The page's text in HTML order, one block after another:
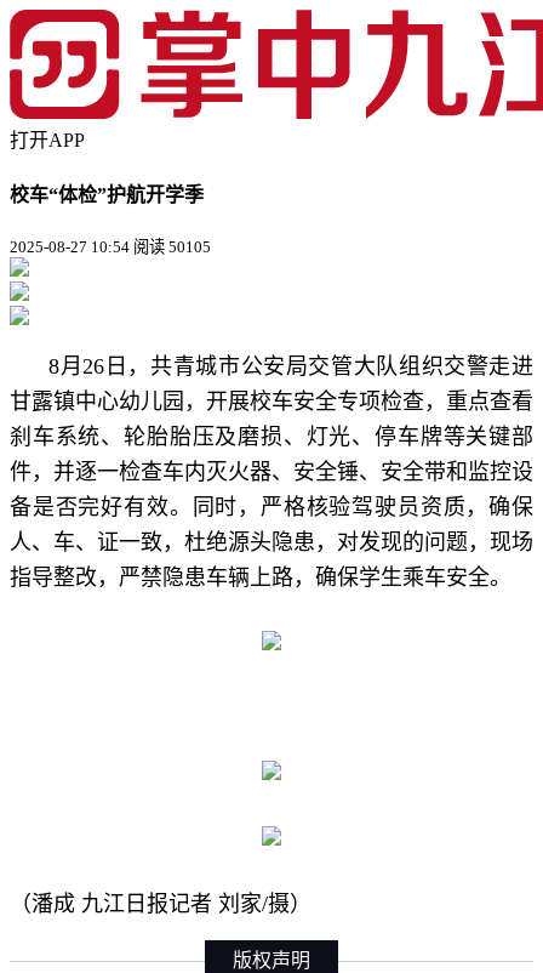
打开APP
校车“体检”护航开学季
2025-08-27 10:54 阅读 50105
8月26日，共青城市公安局交管大队组织交警走进
甘露镇中心幼儿园，开展校车安全专项检查，重点查看
刹车系统、轮胎胎压及磨损、灯光、停车牌等关键部
件，并逐一检查车内灭火器、安全锤、安全带和监控设
备是否完好有效。同时，严格核验驾驶员资质，确保
人、车、证一致，杜绝源头隐患，对发现的问题，现场
指导整改，严禁隐患车辆上路，确保学生乘车安全。
（潘成 九江日报记者 刘家/摄）
版权声明